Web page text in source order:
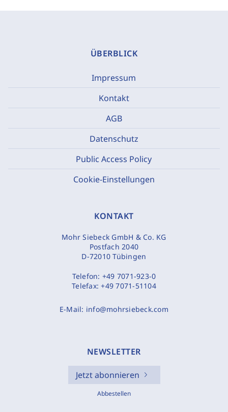
ÜBERBLICK
Impressum
Kontakt
AGB
Datenschutz
Public Access Policy
Cookie-Einstellungen
KONTAKT
Mohr Siebeck GmbH & Co. KG
Postfach 2040
D-72010 Tübingen
Telefon: +49 7071-923-0
Telefax:+49 7071-51104
E-Mail: info@mohrsiebeck.com
NEWSLETTER
Jetzt abonnieren
Abbestellen